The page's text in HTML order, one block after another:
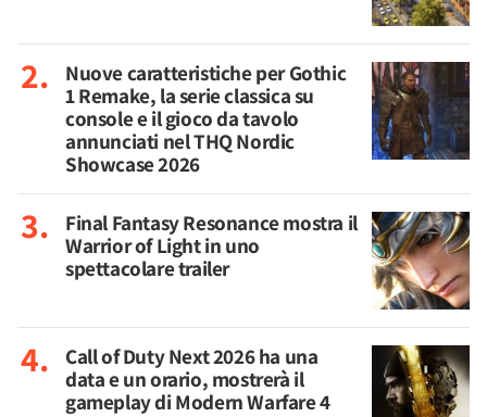
Nuove caratteristiche per Gothic
1 Remake, la serie classica su
console e il gioco da tavolo
annunciati nel THQ Nordic
Showcase 2026
Final Fantasy Resonance mostra il
Warrior of Light in uno
spettacolare trailer
Call of Duty Next 2026 ha una
data e un orario, mostrerà il
gameplay di Modern Warfare 4